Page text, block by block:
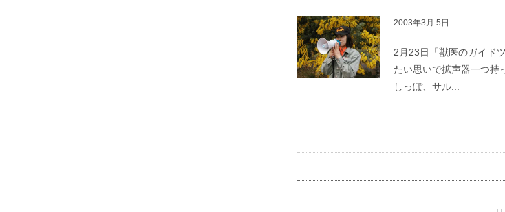
2003年3月 5日
2月23日「獣医のガイド
たい思いで拡声器一つ持
しっぽ、サル...